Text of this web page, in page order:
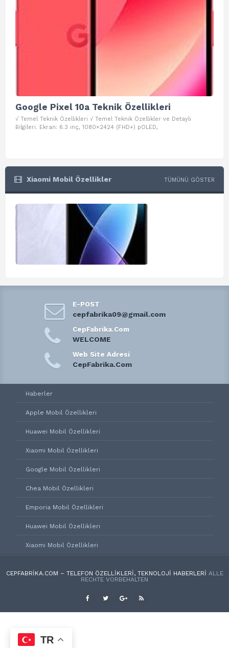
Google Pixel 10a Teknik Özellikleri
√ Temel Teknik Özellikleri √ Temel Teknik Özellikler ve Detaylı
Bilgileri. Ekran: 6.3 inç, 1080×2424 (FHD+) pOLED,
Xiaomi Mobil Özellikler TÜMÜNÜ GÖSTER
E-POST
cepfabrika09@gmail.com
CepFabrika.Com
WELCOME
Web Site Adresi
CepFabrika.Com
Haberler
Apple Mobil Özellikleri
Huawei Mobil Özellikleri
Xiaomi Mobil Özellikleri
Google Mobil Özellikleri
Chea Mobil Özellikleri
Emporia Mobil Özellikleri
Huawei Mobil Özellikleri
Xiaomi Mobil Özellikleri
CEPFABRIKA.COM – TELEFON ÖZELLIKLERI, TEKNOLOJI HABERLERI ALLE
RECHTE VORBEHALTEN
TR